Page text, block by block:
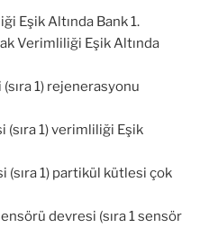
Eşik Altında Bank 1.
Verimliliği Eşik Altında
1) rejenerasyonu
1) verimliliği Eşik
1) partikül kütlesi çok
devresi (sıra 1 sensör